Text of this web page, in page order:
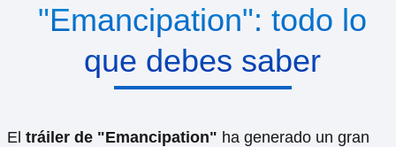
"Emancipation": todo lo
que debes saber
El tráiler de "Emancipation" ha generado un gran